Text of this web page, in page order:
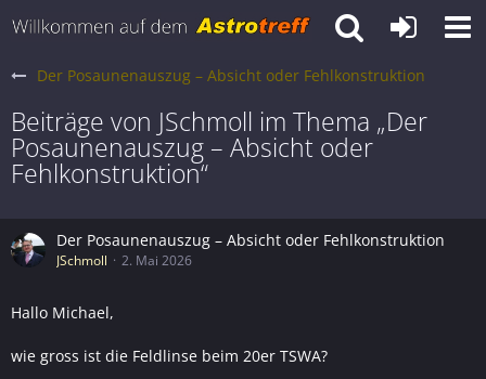
Der Posaunenauszug – Absicht oder Fehlkonstruktion
Beiträge von JSchmoll im Thema „Der
Posaunenauszug – Absicht oder
Fehlkonstruktion“
Der Posaunenauszug – Absicht oder Fehlkonstruktion
JSchmoll 2. Mai 2026
Hallo Michael,
wie gross ist die Feldlinse beim 20er TSWA?